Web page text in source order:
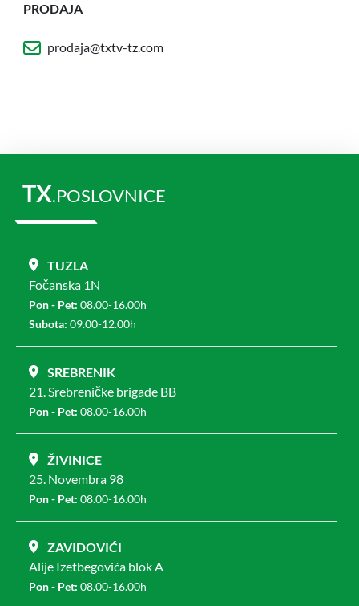
PRODAJA
prodaja@txtv-tz.com
TX.POSLOVNICE
TUZLA
Fočanska 1N
Pon - Pet: 08.00-16.00h
Subota: 09.00-12.00h
SREBRENIK
21. Srebreničke brigade BB
Pon - Pet: 08.00-16.00h
ŽIVINICE
25. Novembra 98
Pon - Pet: 08.00-16.00h
ZAVIDOVIĆI
Alije Izetbegovića blok A
Pon - Pet: 08.00-16.00h